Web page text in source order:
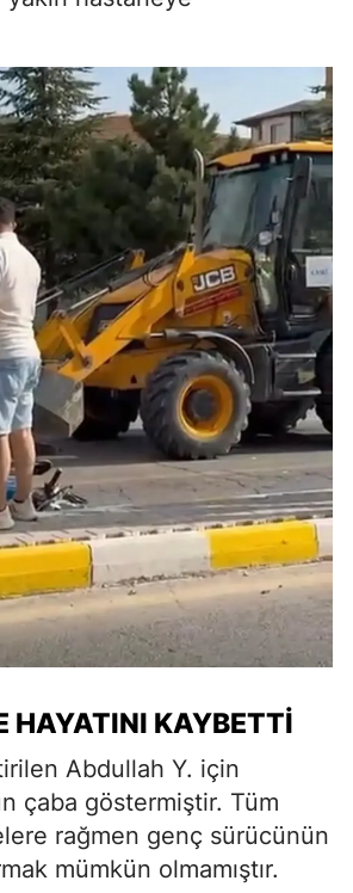
HAYATINI KAYBETTI
Abdullah Y. için
çaba göstermiştir. Tüm
rağmen genç sürücünün
mümkün olmamıştır.